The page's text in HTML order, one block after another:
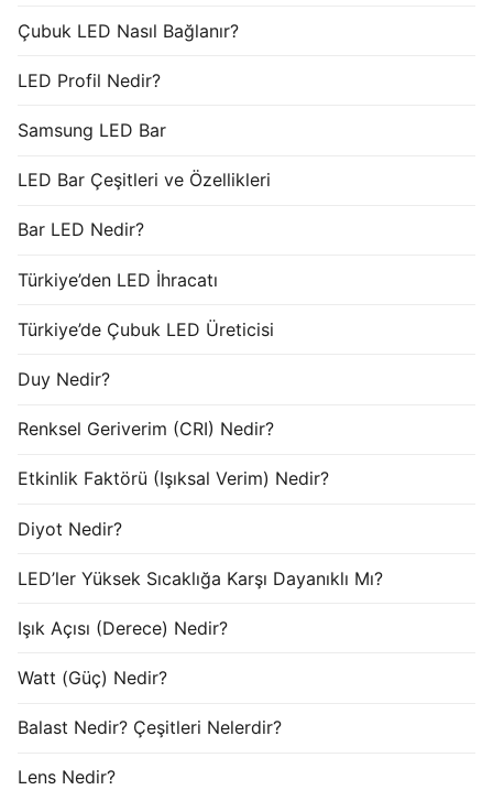
Çubuk LED Nasıl Bağlanır?
LED Profil Nedir?
Samsung LED Bar
LED Bar Çeşitleri ve Özellikleri
Bar LED Nedir?
Türkiye’den LED İhracatı
Türkiye’de Çubuk LED Üreticisi
Duy Nedir?
Renksel Geriverim (CRI) Nedir?
Etkinlik Faktörü (Işıksal Verim) Nedir?
Diyot Nedir?
LED’ler Yüksek Sıcaklığa Karşı Dayanıklı Mı?
Işık Açısı (Derece) Nedir?
Watt (Güç) Nedir?
Balast Nedir? Çeşitleri Nelerdir?
Lens Nedir?